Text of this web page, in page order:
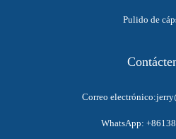
Pulido de
Correo
WhatsApp: